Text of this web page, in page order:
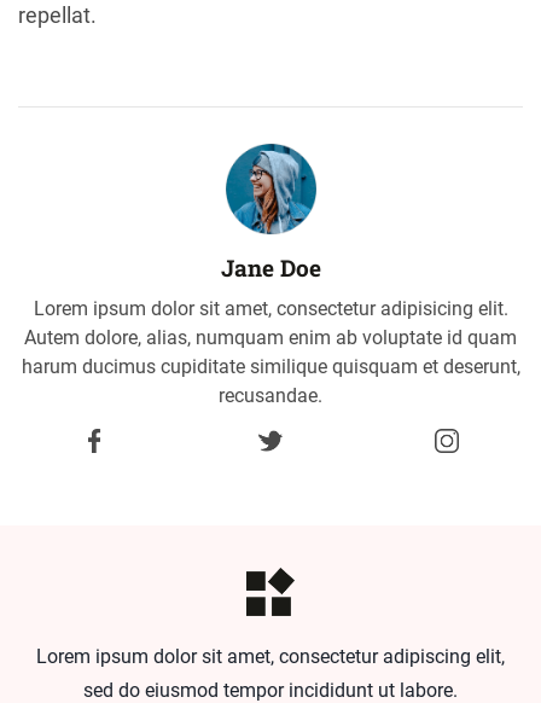
repellat.
Jane Doe
Lorem ipsum dolor sit amet, consectetur adipisicing elit.
Autem dolore, alias, numquam enim ab voluptate id quam
harum ducimus cupiditate similique quisquam et deserunt,
recusandae.
Lorem ipsum dolor sit amet, consectetur adipiscing elit,
sed do eiusmod tempor incididunt ut labore.